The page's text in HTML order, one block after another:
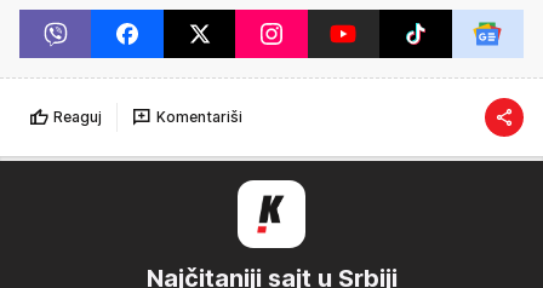
Reaguj Komentariši
Najčitaniji sajt u Srbiji